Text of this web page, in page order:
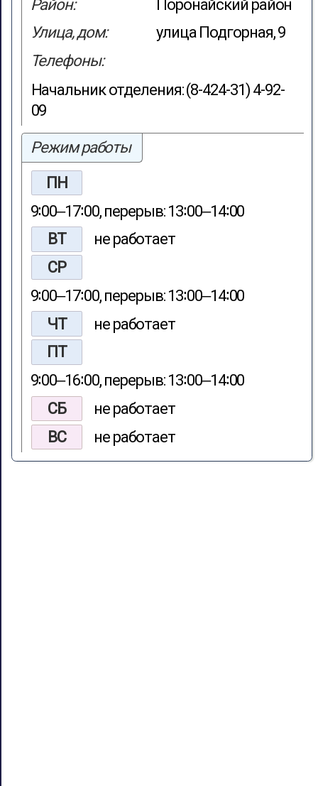
Район:
Поронайский район
Улица, дом:
улица Подгорная, 9
Телефоны:
Начальник отделения: (8-424-31) 4-92-
09
Режим работы
ПН
9∶00‒17∶00, перерыв: 13∶00‒14∶00
ВТ
не работает
СР
9∶00‒17∶00, перерыв: 13∶00‒14∶00
ЧТ
не работает
ПТ
9∶00‒16∶00, перерыв: 13∶00‒14∶00
СБ
не работает
ВС
не работает